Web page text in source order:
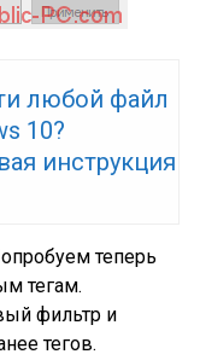
любой файл
10?
инструкция
теперь
тегам.
фильтр и
тегов.